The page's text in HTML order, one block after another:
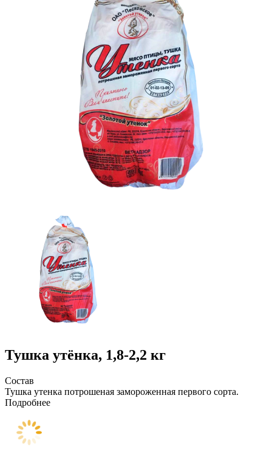
Тушка утёнка, 1,8-2,2 кг
Состав
Тушка утенка потрошеная замороженная первого сорта.
Подробнее